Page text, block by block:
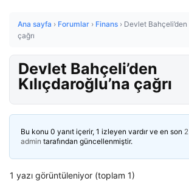
Ana sayfa › Forumlar › Finans › Devlet Bahçeli’den
çağrı
Devlet Bahçeli’den
Kılıçdaroğlu’na çağrı
Bu konu 0 yanıt içerir, 1 izleyen vardır ve en son
admin tarafından güncellenmiştir.
1 yazı görüntüleniyor (toplam 1)